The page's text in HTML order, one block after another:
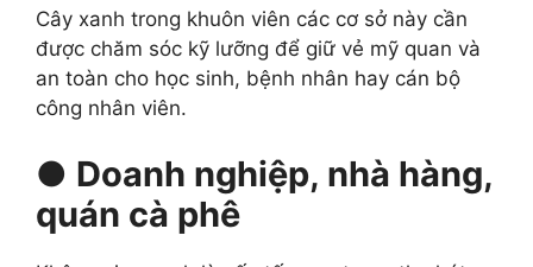
Cây xanh trong khuôn viên các cơ sở này cần
được chăm sóc kỹ lưỡng để giữ vẻ mỹ quan và
an toàn cho học sinh, bệnh nhân hay cán bộ
công nhân viên.
● Doanh nghiệp, nhà hàng,
quán cà phê